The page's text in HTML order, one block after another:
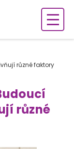
různé faktory
různé